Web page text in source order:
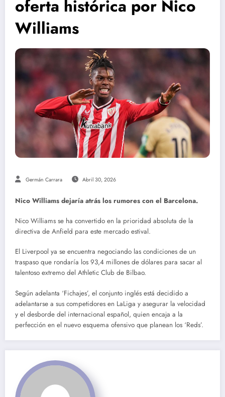
oferta histórica por Nico
Williams
Germán Carrara Abril 30, 2026
Nico Williams dejaría atrás los rumores con el Barcelona.
Nico Williams se ha convertido en la prioridad absoluta de la
directiva de Anfield para este mercado estival.
El Liverpool ya se encuentra negociando las condiciones de un
traspaso que rondaría los 93,4 millones de dólares para sacar al
talentoso extremo del Athletic Club de Bilbao.
Según adelanta ‘Fichajes’, el conjunto inglés está decidido a
adelantarse a sus competidores en LaLiga y asegurar la velocidad
y el desborde del internacional español, quien encaja a la
perfección en el nuevo esquema ofensivo que planean los ‘Reds’.